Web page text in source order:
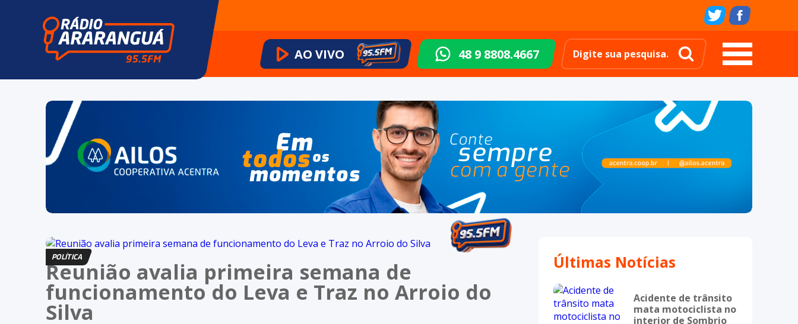
AO VIVO 48 9 8808.4667
POLÍTICA
Reunião avalia primeira semana de
funcionamento do Leva e Traz no Arroio do
Silva
Últimas Notícias
Acidente de trânsito
mata motociclista no
interior de Sombrio